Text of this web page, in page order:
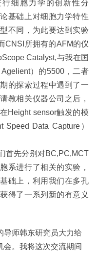
行细胞力学的创新性分
基础上对细胞力学特性
不同，为此要达到实验
CNSI 所拥有的AFM的仪
Catalyst,与我在国
Agelient）的5500，二者
的探索过程中遇到了一
教相关仪器公司之后，
Height sensor触发的模
Speed Data Capture）
首先分别对BC,PC,MCT
系进行了相关的实验，
础上，利用我们在多孔
得了一系列新的有意义
导师韩东研究员大力给
会。我将这次交流期间